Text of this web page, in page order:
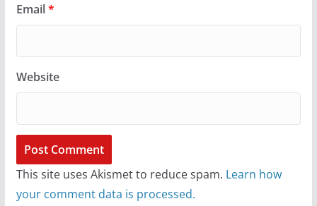
Email*
Website
This site uses Akismet to reduce spam. Learn how
your comment data is processed.